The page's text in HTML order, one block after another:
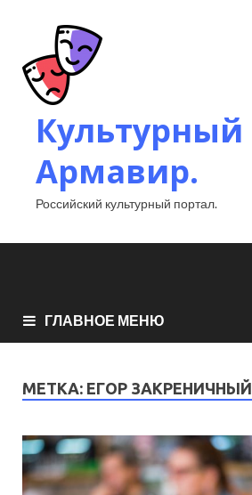
Культурный
Армавир.
Российский культурный портал.
ГЛАВНОЕ МЕНЮ
МЕТКА: ЕГОР ЗАКРЕНИЧНЫЙ